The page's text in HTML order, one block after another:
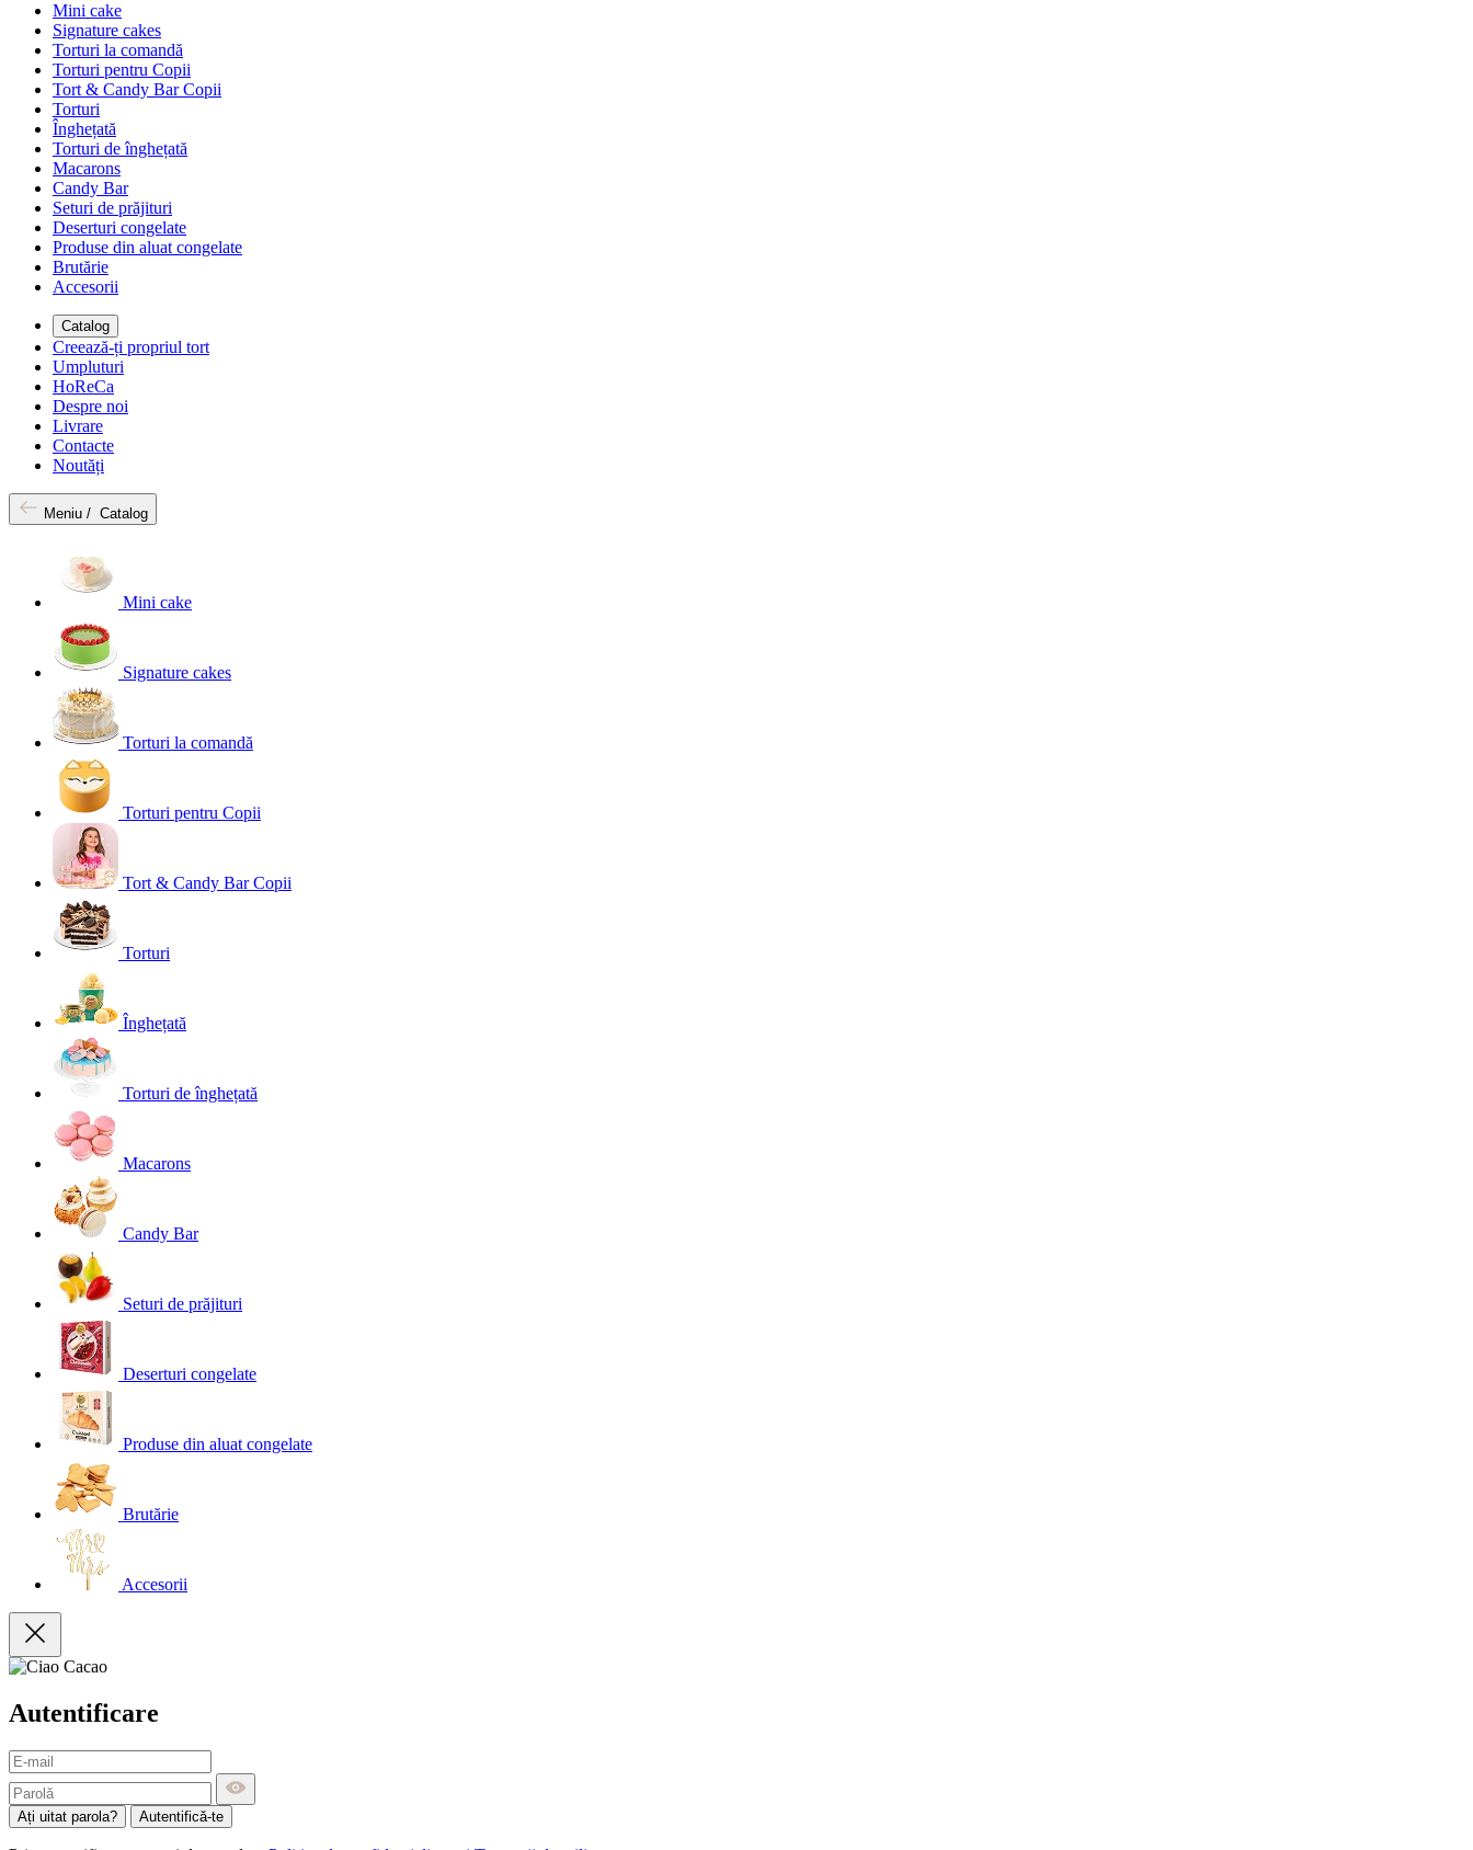
Mini cake
Signature cakes
Torturi la comandă
Torturi pentru Copii
Tort & Candy Bar Copii
Torturi
Înghețată
Torturi de înghețată
Macarons
Candy Bar
Seturi de prăjituri
Deserturi congelate
Produse din aluat congelate
Brutărie
Accesorii
Catalog
Creează-ți propriul tort
Umpluturi
HoReCa
Despre noi
Livrare
Contacte
Noutăți
Meniu / Catalog
Mini cake
Signature cakes
Torturi la comandă
Torturi pentru Copii
Tort & Candy Bar Copii
Torturi
Înghețată
Torturi de înghețată
Macarons
Candy Bar
Seturi de prăjituri
Deserturi congelate
Produse din aluat congelate
Brutărie
Accesorii
Autentificare
Ați uitat parola? Autentifică-te